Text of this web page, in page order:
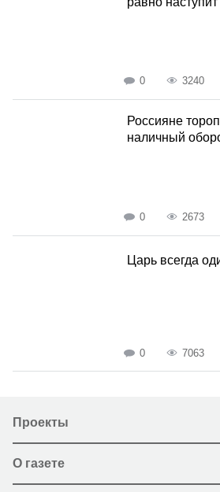
0 3240
Россияне
наличный
0 2673
Царь всегда
0 7063
Проекты
О газете